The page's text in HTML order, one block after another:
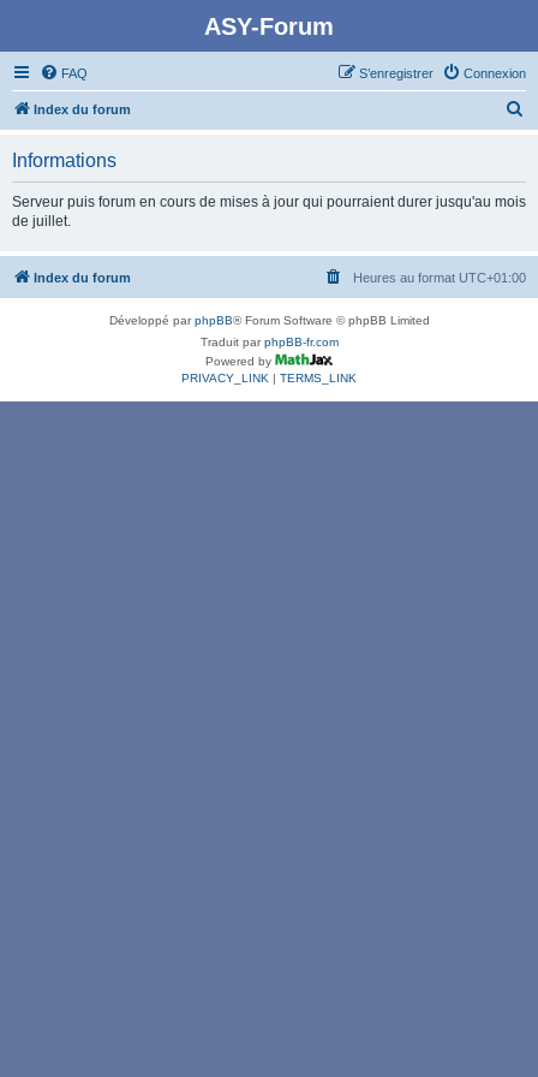
ASY-Forum
FAQ Connexion
S’enregistrer
Index du forum
c
Informations
Serveur puis forum en cours de mises à jour qui pourraient durer jusqu'au mois
de juillet.
Index du forum Heures au format UTC+01:00
Développé parphpBB® Forum Software © phpBB Limited
Traduit parphpBB-fr.com
Powered by
PRIVACY_LINK | TERMS_LINK